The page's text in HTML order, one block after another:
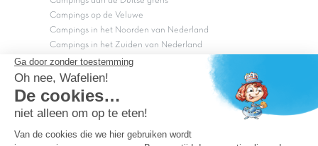
Campings op de Veluwe
Campings in het Noorden van Nederland
Campings in het Zuiden van Nederland
Copyright Capfun 2026 ©
Bij Capfun solliciteren
Veelgestelde vragen
Dutchbox Vakantiepark
Superdeals